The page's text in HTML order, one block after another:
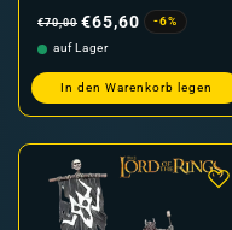
Preis
€70,00 €65,60
-6%
auf Lager
In den Warenkorb legen